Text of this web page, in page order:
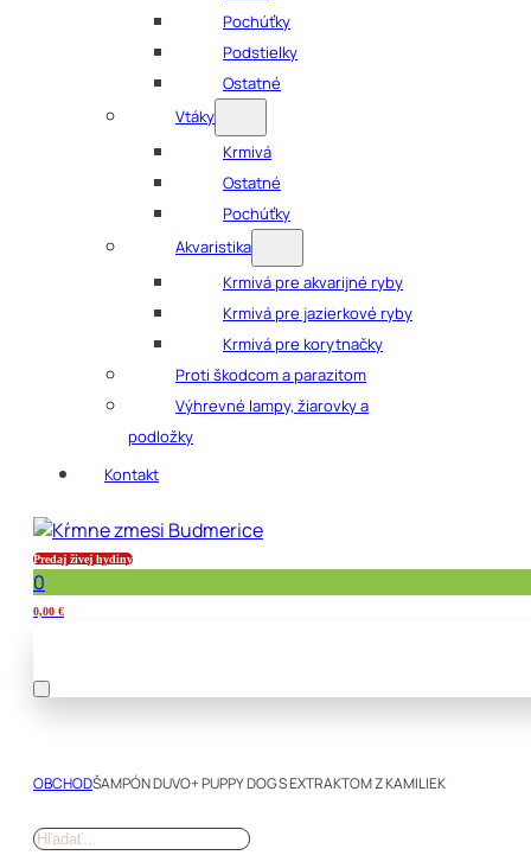
Pochúťky
Podstielky
Ostatné
Vtáky
Krmivá
Ostatné
Pochúťky
Akvaristika
Krmivá pre akvarijné ryby
Krmivá pre jazierkové ryby
Krmivá pre korytnačky
Proti škodcom a parazitom
Výhrevné lampy, žiarovky a
podložky
Kontakt
Predaj živej hydiny
0
0,00 €
OBCHODŠAMPÓN DUVO+ PUPPY DOG S EXTRAKTOM Z KAMILIEK